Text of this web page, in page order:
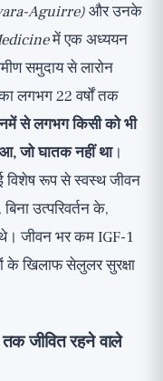
Aguirre)और उनके
में एक अध्ययन
समुदाय से लारोन
लगभग 22 वर्षों तक
से लगभग किसी को भी
जो घातक नहीं था।
रूप से स्वस्थ जीवन
उत्परिवर्तन के,
जीवन भर कम IGF-1
के खिलाफ सेलुलर सुरक्षा
जीवित रहने वाले